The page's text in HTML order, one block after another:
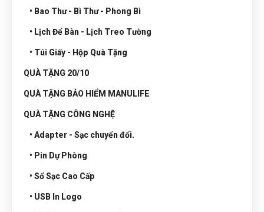
• Bao Thư - Bì Thư - Phong Bì
• Lịch Để Bàn - Lịch Treo Tường
• Túi Giấy - Hộp Quà Tặng
QUÀ TẶNG 20/10
QUÀ TẶNG BẢO HIỂM MANULIFE
QUÀ TẶNG CÔNG NGHỆ
• Adapter - Sạc chuyển đổi.
• Pin Dự Phòng
• Sổ Sạc Cao Cấp
• USB In Logo